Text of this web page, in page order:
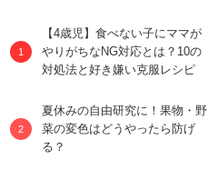
【4歳児】食べない子にママが
やりがちなNG対応とは？10の
対処法と好き嫌い克服レシピ
夏休みの自由研究に！果物・野
菜の変色はどうやったら防げ
る？